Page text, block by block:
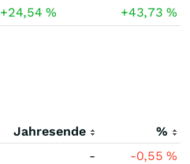
+24,54% +43,73%
Jahresende
%
- -0,55%